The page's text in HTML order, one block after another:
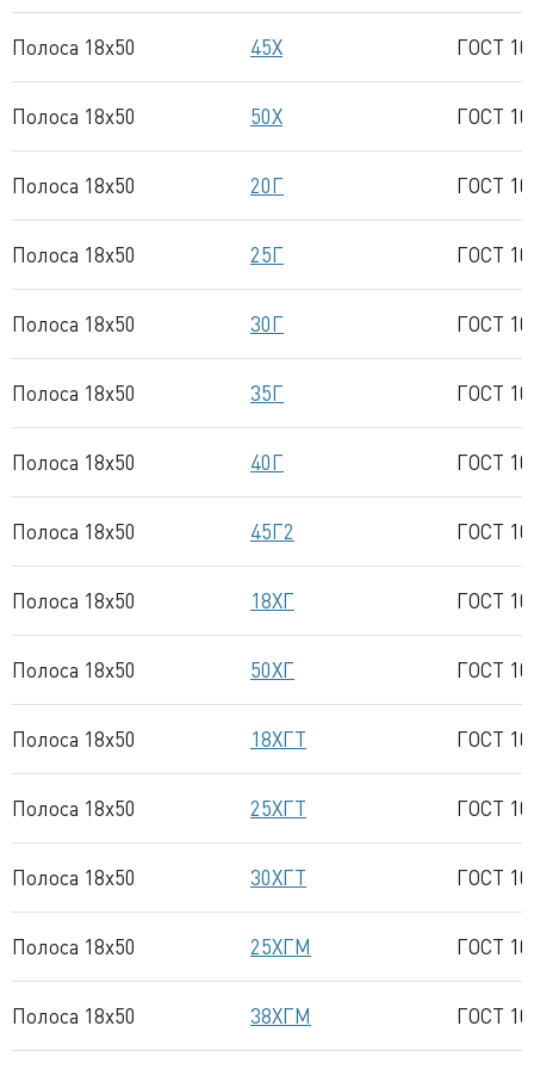
Полоса 18x50 45Х ГОСТ
Полоса 18x50 50Х ГОСТ
Полоса 18x50 20Г ГОСТ
Полоса 18x50 25Г ГОСТ
Полоса 18x50 30Г ГОСТ
Полоса 18x50 35Г ГОСТ
Полоса 18x50 40Г ГОСТ
Полоса 18x50 45Г2 ГОСТ
Полоса 18x50 18ХГ ГОСТ
Полоса 18x50 50ХГ ГОСТ
Полоса 18x50 18ХГТ ГОСТ
Полоса 18x50 25ХГТ ГОСТ
Полоса 18x50 30ХГТ ГОСТ
Полоса 18x50 25ХГМ ГОСТ
Полоса 18x50 38ХГМ ГОСТ